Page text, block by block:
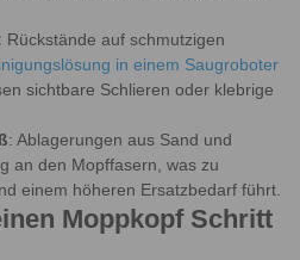
Rückstände auf schmutzigen
in einem Saugroboter
sichtbare Schlieren oder klebrige
: Ablagerungen aus Sand und
an den Mopffasern, was zu
einem höheren Ersatzbedarf führt.
Moppkopf Schritt